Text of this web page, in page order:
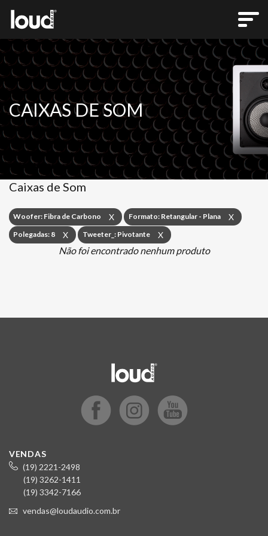
CAIXAS DE SOM
Caixas de Som
Woofer: Fibra de Carbono X Formato: Retangular - Plana X
Polegadas: 8 X Tweeter_: Pivotante X
Não foi encontrado nenhum produto
VENDAS
(19) 2221-2498
(19) 3262-1411
(19) 3342-7166
vendas@loudaudio.com.br